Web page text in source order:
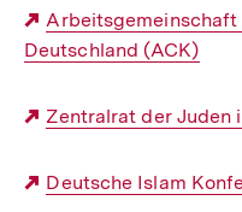
Externer
Link:
Deutschland (ACK)
Externer
Zentralrat der Juden
Externer
Deutsche Islam